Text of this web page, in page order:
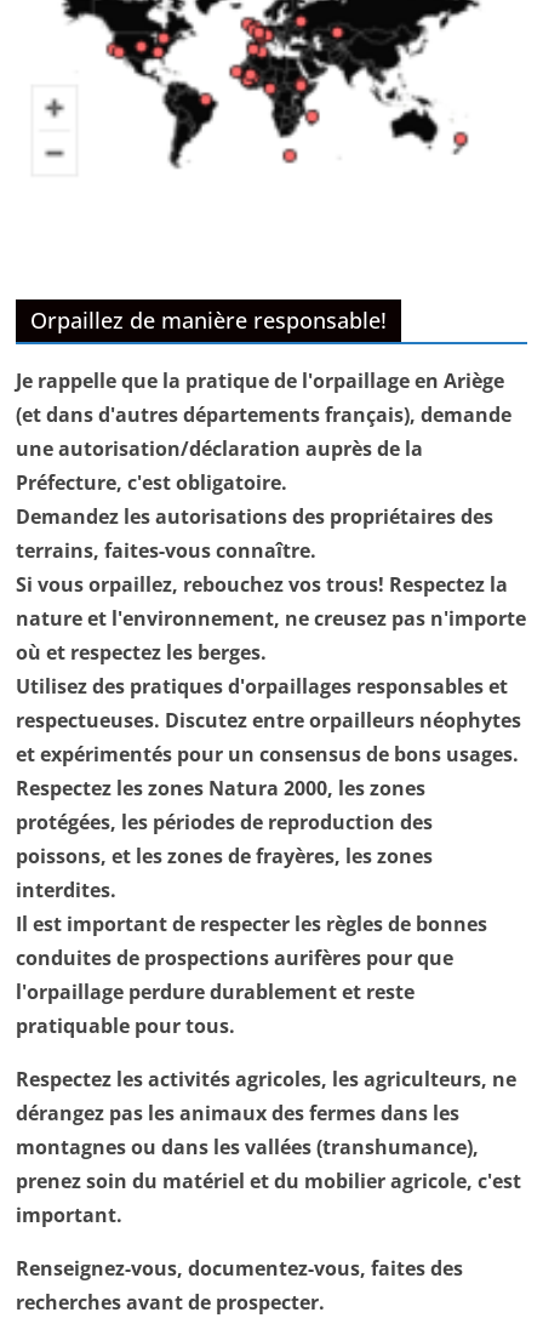
Orpaillez de manière responsable!
Je rappelle que la pratique de l'orpaillage en Ariège
(et dans d'autres départements français), demande
une autorisation/déclaration auprès de la
Préfecture, c'est obligatoire.
Demandez les autorisations des propriétaires des
terrains, faites-vous connaître.
Si vous orpaillez, rebouchez vos trous! Respectez la
nature et l'environnement, ne creusez pas n'importe
où et respectez les berges.
Utilisez des pratiques d'orpaillages responsables et
respectueuses. Discutez entre orpailleurs néophytes
et expérimentés pour un consensus de bons usages.
Respectez les zones Natura 2000, les zones
protégées, les périodes de reproduction des
poissons, et les zones de frayères, les zones
interdites.
Il est important de respecter les règles de bonnes
conduites de prospections aurifères pour que
l'orpaillage perdure durablement et reste
pratiquable pour tous.
Respectez les activités agricoles, les agriculteurs, ne
dérangez pas les animaux des fermes dans les
montagnes ou dans les vallées (transhumance),
prenez soin du matériel et du mobilier agricole, c'est
important.
Renseignez-vous, documentez-vous, faites des
recherches avant de prospecter.